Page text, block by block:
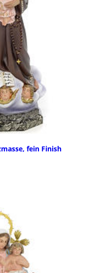
fein Finish